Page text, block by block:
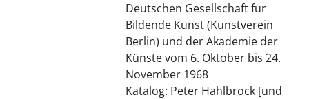
Deutschen Gesellschaft für
Bildende Kunst (Kunstverein
Berlin) und der Akademie der
Künste vom 6. Oktober bis 24.
November 1968
Katalog: Peter Hahlbrock [und